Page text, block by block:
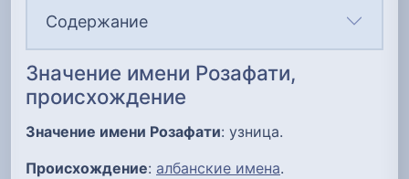
Содержание
Значение имени Розафати,
происхождение
Значение имени Розафати: узница.
Происхождение: албанские имена.